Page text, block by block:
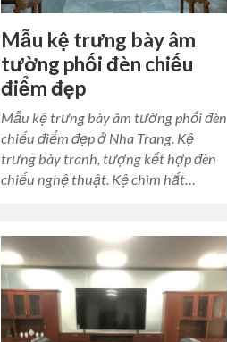
Mẫu kệ trưng bày âm
tường phối đèn chiếu
điểm đẹp
Mẫu kệ trưng bày âm tường phối đèn
chiếu điểm đẹp ở Nha Trang. Kệ
trưng bày tranh, tượng kết hợp đèn
chiếu nghệ thuật. Kệ chìm hắt…